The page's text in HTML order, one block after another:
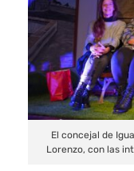
e
i
n
t
El concejal de
Lorenzo, con las